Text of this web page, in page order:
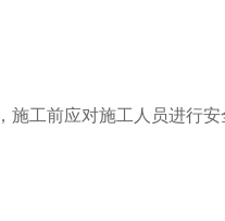
施工前应对施工人员进行